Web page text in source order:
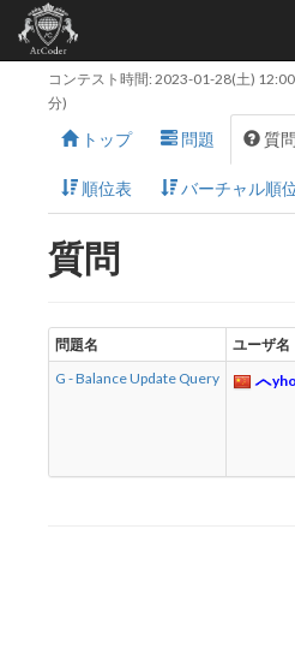
コンテスト時間: 2023-01-28(土) 12:00
分)
トップ 問題 質問
順位表 バーチャル順
質問
問題名 ユーザ名
G - Balance Update Query